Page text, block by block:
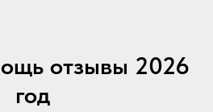
отзывы 2026
год